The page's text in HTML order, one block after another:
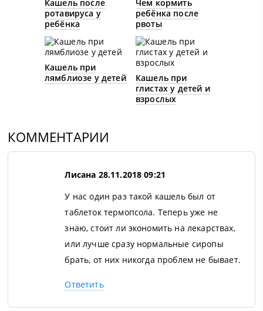
Кашель после
ротавируса у
ребёнка
Чем кормить
ребёнка после
рвоты
Кашель при
лямблиозе у детей
Кашель при
глистах у детей и
взрослых
КОММЕНТАРИИ
Лисана 28.11.2018 09:21
У нас один раз такой кашель был от
таблеток термопсола. Теперь уже не
знаю, стоит ли экономить на лекарствах,
или лучше сразу нормальные сиропы
брать, от них никогда проблем не бывает.
Ответить